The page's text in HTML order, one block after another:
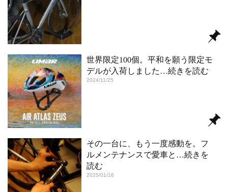
世界限定100個。平和を願う限定モ
デルが入荷しました …続きを読む
2024/11/25
その一台に、もう一度感動を。フ
ルメンテナンスで愛車と …続きを
読む
2025/01/16